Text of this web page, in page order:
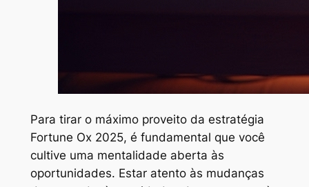
Para tirar o máximo proveito da estratégia
Fortune Ox 2025, é fundamental que você
cultive uma mentalidade aberta às
oportunidades. Estar atento às mudanças